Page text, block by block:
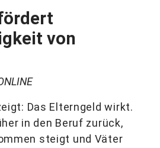
von
Das Elterngeld wirkt.
in den Beruf zurück,
steigt und Väter